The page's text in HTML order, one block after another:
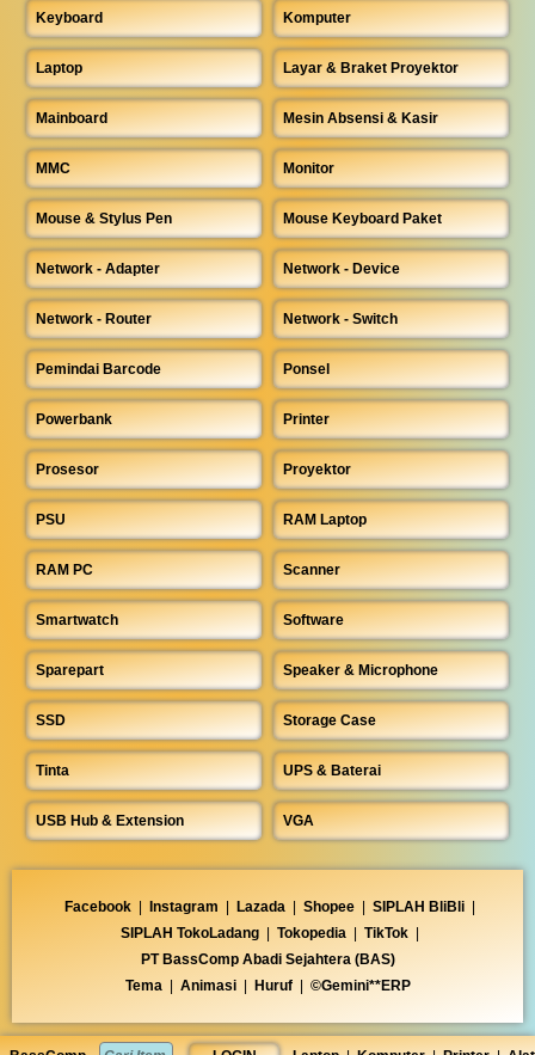
Keyboard Komputer
Laptop Layar & Braket Proyektor
Mainboard Mesin Absensi & Kasir
MMC Monitor
Mouse & Stylus Pen Mouse Keyboard Paket
Network - Adapter Network - Device
Network - Router Network - Switch
Pemindai Barcode Ponsel
Powerbank Printer
Prosesor Proyektor
PSU RAM Laptop
RAM PC Scanner
Smartwatch Software
Sparepart Speaker & Microphone
SSD Storage Case
Tinta UPS & Baterai
USB Hub & Extension VGA
Facebook | Instagram | Lazada | Shopee | SIPLAH BliBli |
SIPLAH TokoLadang | Tokopedia | TikTok |
PT BassComp Abadi Sejahtera (BAS)
Tema | Animasi | Huruf | ©Gemini**ERP